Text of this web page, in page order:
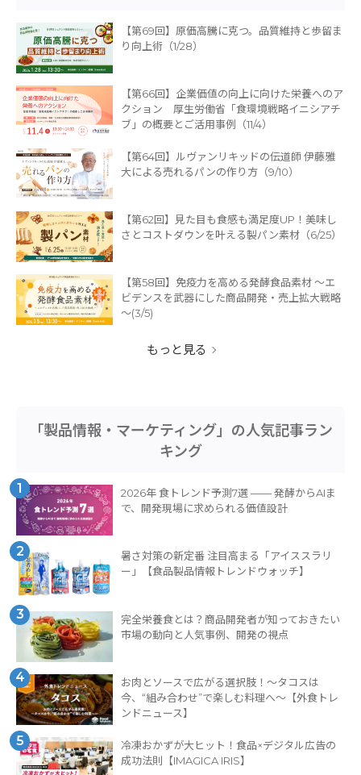
【第69回】原価高騰に克つ。品質維持と歩留ま
り向上術（1/28）
【第66回】企業価値の向上に向けた栄養へのア
クション 厚生労働省「食環境戦略イニシアチ
ブ」の概要とご活用事例（11/4）
【第64回】ルヴァンリキッドの伝道師 伊藤雅
大による売れるパンの作り方（9/10）
【第62回】見た目も食感も満足度UP！美味し
さとコストダウンを叶える製パン素材（6/25）
【第58回】免疫力を高める発酵食品素材 ～エ
ビデンスを武器にした商品開発・売上拡大戦略
～(3/5)
もっと見る
「製品情報・マーケティング」の人気記事ラン
キング
1
2026年 食トレンド予測7選 —— 発酵からAIま
で、開発現場に求められる価値設計
2
暑さ対策の新定番 注目高まる「アイススラリ
ー」【食品製品情報トレンドウォッチ】
3
完全栄養食とは？商品開発者が知っておきたい
市場の動向と人気事例、開発の視点
4
お肉とソースで広がる選択肢！〜タコスは
今、“組み合わせ”で楽しむ料理へ〜【外食トレ
ンドニュース】
5
冷凍おかずが大ヒット！食品×デジタル広告の
成功法則【IMAGICA IRIS】